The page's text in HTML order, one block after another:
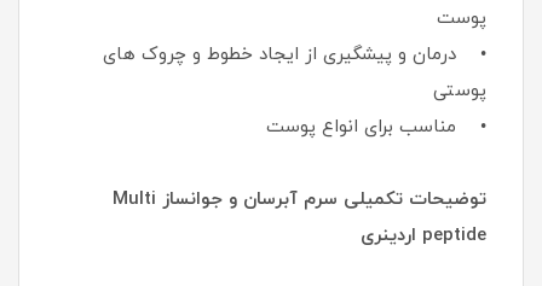
پوست
• درمان و پیشگیری از ایجاد خطوط و چروک های
پوستی
• مناسب برای انواع پوست
توضیحات تکمیلی سرم آبرسان و جوانساز Multi
peptide اردینری